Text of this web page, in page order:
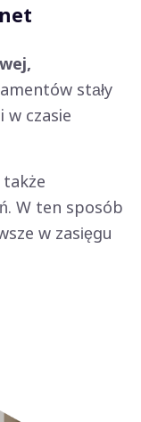
stały
czasie
także
W ten sposób
w zasięgu